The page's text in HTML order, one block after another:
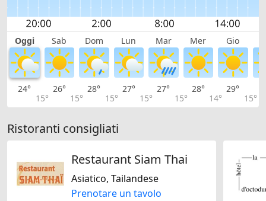
Oggi Sab Dom Lun Mar Mer Gio
24°
15°
26°
15°
28°
15°
27°
15°
27°
15°
28°
14°
29°
15°
Ristoranti consigliati
Restaurant Siam Thai
Asiatico, Tailandese
Prenotare un tavolo